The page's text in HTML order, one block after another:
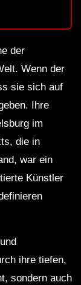
der
Wenn der
sie sich auf
Ihre
im
die in
war ein
Künstler
ihre tiefen,
sondern auch